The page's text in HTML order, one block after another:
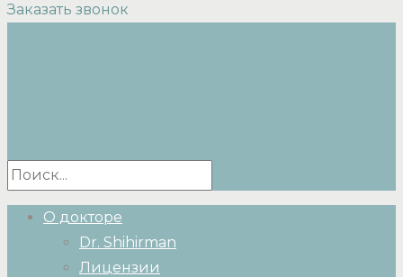
Заказать звонок
О докторе
Dr. Shihirman
Лицензии